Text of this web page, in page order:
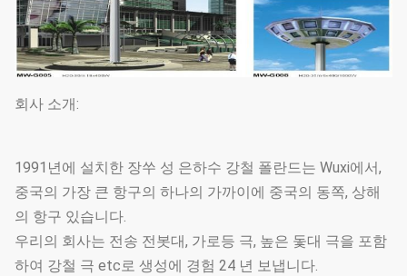
회사 소개:
1991년에 설치한 장쑤 성 은하수 강철 폴란드는 Wuxi에서,
중국의 가장 큰 항구의 하나의 가까이에 중국의 동쪽, 상해
의 항구 있습니다.
우리의 회사는 전송 전봇대, 가로등 극, 높은 돛대 극을 포함
하여 강철 극 etc로 생성에 경험 24 년 보냅니다.